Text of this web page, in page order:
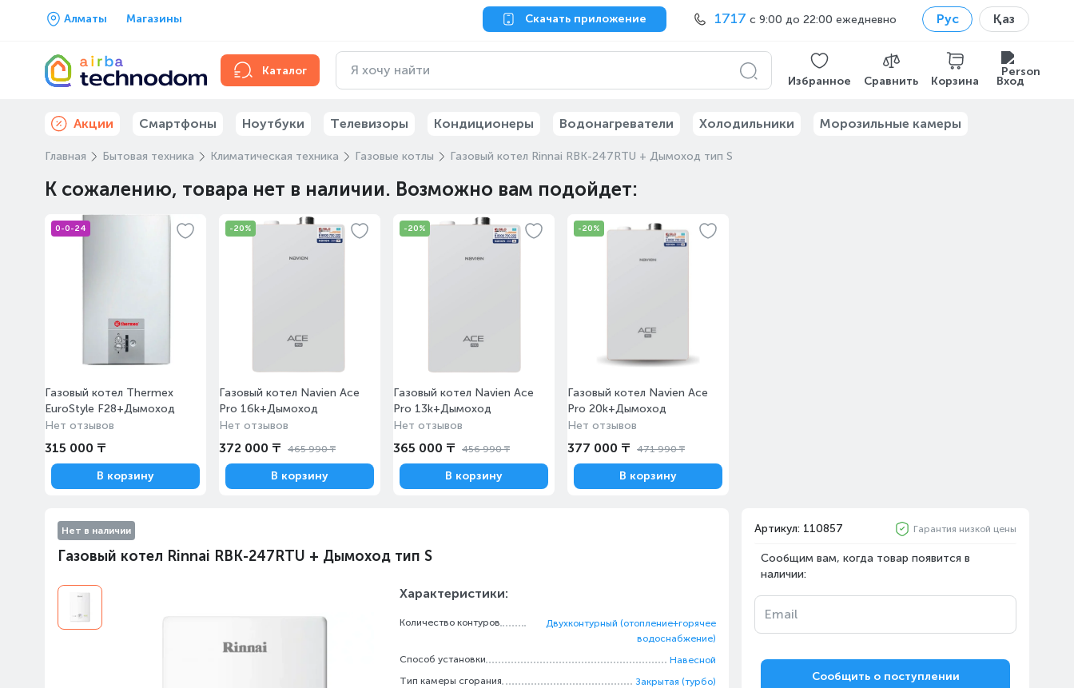
Алматы Магазины Скачать приложение 1717 с 9:00 до 22:00 ежедневно Рус Қаз
Каталог
Избранное Сравнить Корзина Вход
Акции Смартфоны Ноутбуки Телевизоры Кондиционеры Водонагреватели Холодильники Морозильные камеры
Главная Бытовая техника Климатическая техника Газовые котлы Газовый котел Rinnai RBK-247RTU + Дымоход тип S
К сожалению, товара нет в наличии. Возможно вам подойдет:
0-0-24
Газовый котел Thermex
EuroStyle F28+Дымоход
Нет отзывов
315 000 ₸
В корзину
-20%
Газовый котел Navien Ace
Pro 16k+Дымоход
Нет отзывов
372 000 ₸ 465 990 ₸
В корзину
-20%
Газовый котел Navien Ace
Pro 13k+Дымоход
Нет отзывов
365 000 ₸ 456 990 ₸
В корзину
-20%
Газовый котел Navien Ace
Pro 20k+Дымоход
Нет отзывов
377 000 ₸ 471 990 ₸
В корзину
Нет в наличии
Газовый котел Rinnai RBK-247RTU + Дымоход тип S
Характеристики:
Количество контуров
Двухконтурный (отопление+горячее
водоснабжение)
Способ установки
Навесной
Тип камеры сгорания
Закрытая (турбо)
Артикул: 110857 Гарантия низкой цены
Сообщим вам, когда товар появится в
наличии:
Email
Сообщить о поступлении